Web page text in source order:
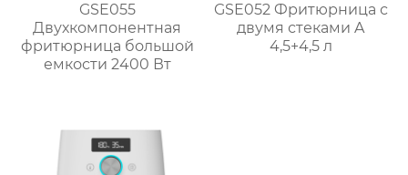
GSE055
Двухкомпонентная
фритюрница большой
емкости 2400 Вт
GSE052 Фритюрница с
двумя стеками A
4,5+4,5 л